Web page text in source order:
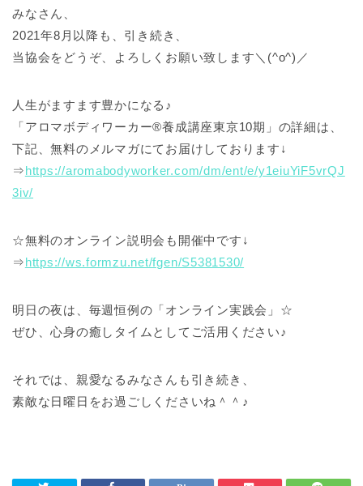
みなさん、
2021年8月以降も、引き続き、
当協会をどうぞ、よろしくお願い致します＼(^o^)／
人生がますます豊かになる♪
「アロマボディワーカー®養成講座東京10期」の詳細は、
下記、無料のメルマガにてお届けしております↓
⇒https://aromabodyworker.com/dm/ent/e/y1eiuYiF5vrQJ
3iv/
☆無料のオンライン説明会も開催中です↓
⇒https://ws.formzu.net/fgen/S5381530/
明日の夜は、毎週恒例の「オンライン実践会」☆
ぜひ、心身の癒しタイムとしてご活用ください♪
それでは、親愛なるみなさんも引き続き、
素敵な日曜日をお過ごしくださいね＾＾♪